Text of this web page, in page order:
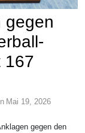
gegen
167
Mai 19, 2026
gegen den